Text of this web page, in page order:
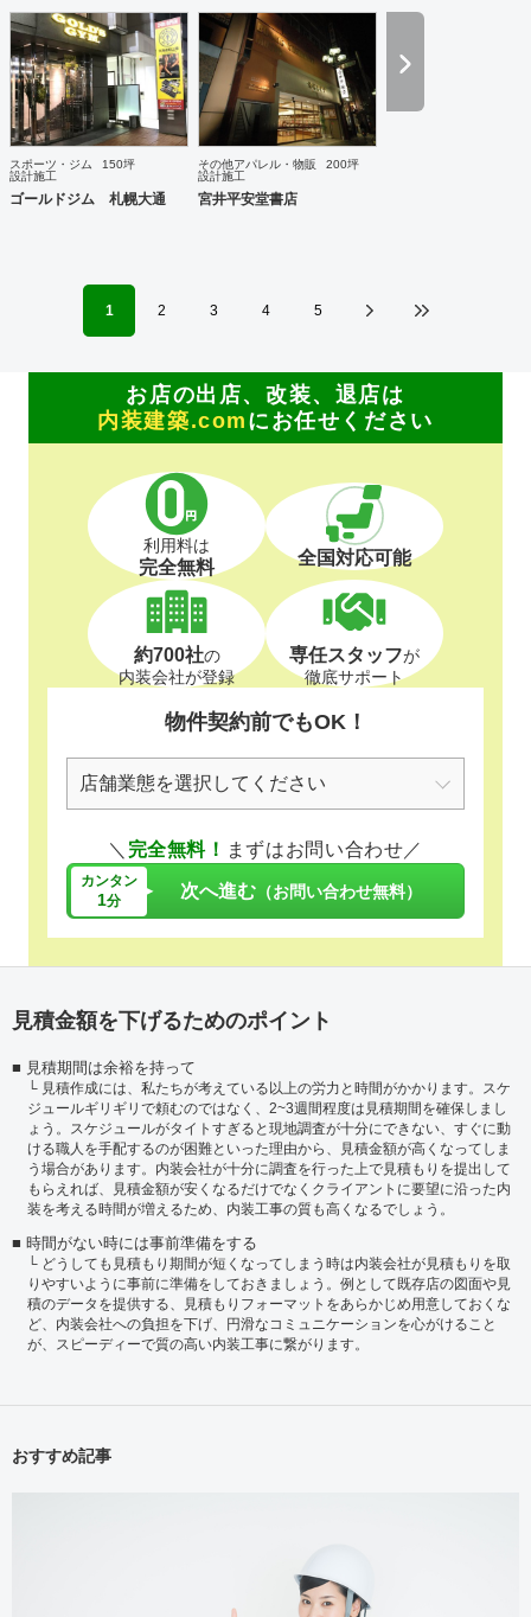
培ってきた当社ならではのノウハウでご提案いたします。
スポーツ・ジム
150坪
設計施工
ゴールドジム 札幌大通
その他アパレル・物販
200坪
設計施工
宮井平安堂書店
1 2 3 4 5
お店の出店、改装、退店は
内装建築.com にお任せください
利用料は
完全無料 全国対応可能
約700社の
内装会社が登録
専任スタッフが
徹底サポート
物件契約前でもOK！
＼ 完全無料！ まずはお問い合わせ／
カンタン
1分 次へ進む （お問い合わせ無料）
見積金額を下げるためのポイント
見積期間は余裕を持って
見積作成には、私たちが考えている以上の労力と時間がかかります。スケ
ジュールギリギリで頼むのではなく、2~3週間程度は見積期間を確保しまし
ょう。スケジュールがタイトすぎると現地調査が十分にできない、すぐに動
ける職人を手配するのが困難といった理由から、見積金額が高くなってしま
う場合があります。内装会社が十分に調査を行った上で見積もりを提出して
もらえれば、見積金額が安くなるだけでなくクライアントに要望に沿った内
装を考える時間が増えるため、内装工事の質も高くなるでしょう。
時間がない時には事前準備をする
どうしても見積もり期間が短くなってしまう時は内装会社が見積もりを取
りやすいように事前に準備をしておきましょう。例として既存店の図面や見
積のデータを提供する、見積もりフォーマットをあらかじめ用意しておくな
ど、内装会社への負担を下げ、円滑なコミュニケーションを心がけること
が、スピーディーで質の高い内装工事に繋がります。
おすすめ記事